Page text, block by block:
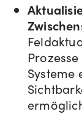
Systeme